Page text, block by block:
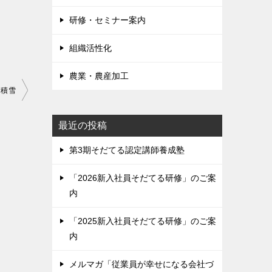
積雪
研修・セミナー案内
組織活性化
農業・農産加工
最近の投稿
第3期そだてる認定講師養成塾
「2026新入社員そだてる研修」のご案
内
「2025新入社員そだてる研修」のご案
内
メルマガ「従業員が幸せになる会社づ